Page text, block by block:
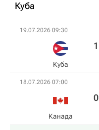
Куба
19.07.2026 09:30
Куба
1
18.07.2026 07:00
Канада
0